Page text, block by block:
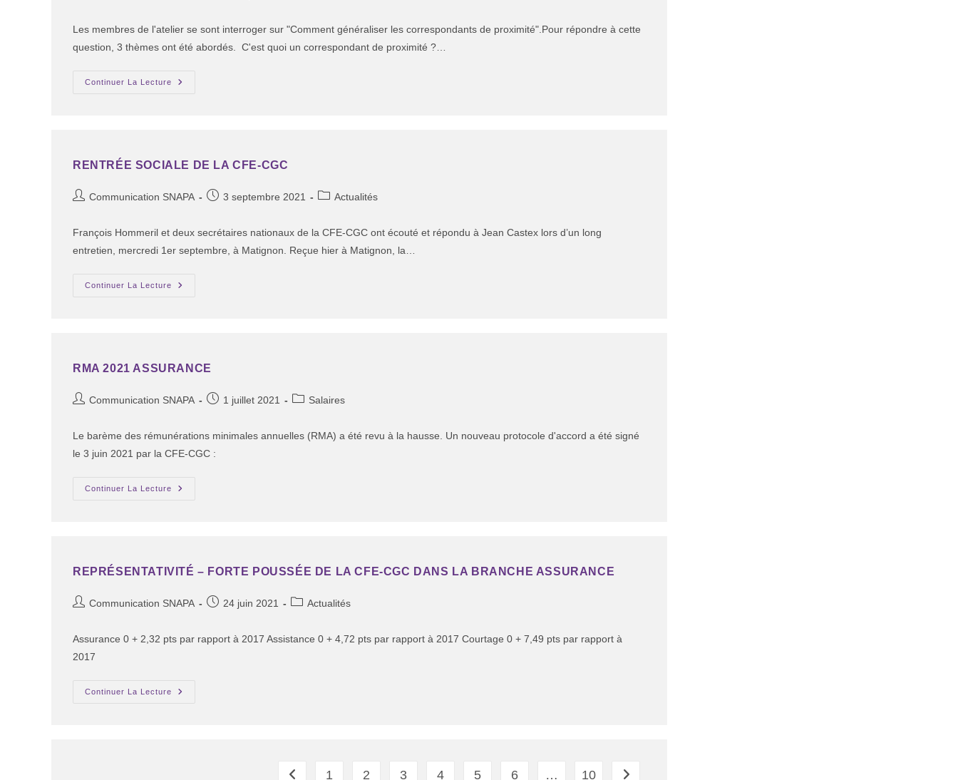
Les membres de l'atelier se sont interroger sur "Comment généraliser les correspondants de proximité".Pour répondre à cette
question, 3 thèmes ont été abordés. C'est quoi un correspondant de proximité ?…
Continuer La Lecture
RENTRÉE SOCIALE DE LA CFE-CGC
Communication SNAPA 3 septembre 2021 Actualités
François Hommeril et deux secrétaires nationaux de la CFE-CGC ont écouté et répondu à Jean Castex lors d’un long
entretien, mercredi 1er septembre, à Matignon. Reçue hier à Matignon, la…
Continuer La Lecture
RMA 2021 ASSURANCE
Communication SNAPA 1 juillet 2021 Salaires
Le barème des rémunérations minimales annuelles (RMA) a été revu à la hausse. Un nouveau protocole d'accord a été signé
le 3 juin 2021 par la CFE-CGC :
Continuer La Lecture
REPRÉSENTATIVITÉ – FORTE POUSSÉE DE LA CFE-CGC DANS LA BRANCHE ASSURANCE
Communication SNAPA 24 juin 2021 Actualités
Assurance 0 + 2,32 pts par rapport à 2017 Assistance 0 + 4,72 pts par rapport à 2017 Courtage 0 + 7,49 pts par rapport à
2017
Continuer La Lecture
1 2 3 4 5 6 … 10